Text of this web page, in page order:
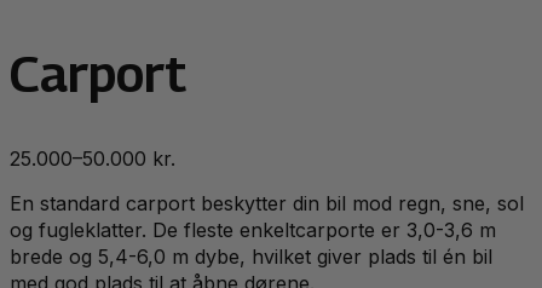
Carport
25.000–50.000 kr.
En standard carport beskytter din bil mod regn, sne, sol
og fugleklatter. De fleste enkeltcarporte er 3,0-3,6 m
brede og 5,4-6,0 m dybe, hvilket giver plads til én bil
med god plads til at åbne dørene.